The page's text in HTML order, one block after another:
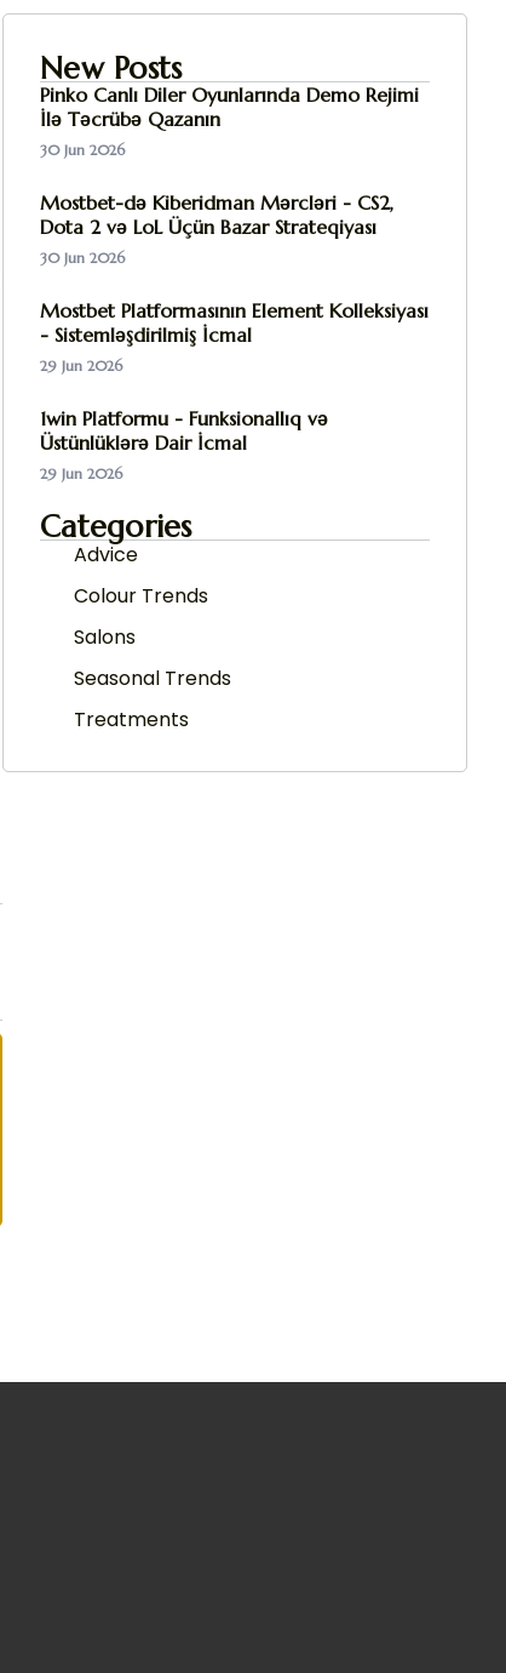
New Posts
Pinko Canlı Diler Oyunlarında Demo Rejimi
İlə Təcrübə Qazanın
30 Jun 2026
Mostbet-də Kiberidman Mərcləri - CS2,
Dota 2 və LoL Üçün Bazar Strateqiyası
30 Jun 2026
Mostbet Platformasının Element Kolleksiyası
- Sistemləşdirilmiş İcmal
29 Jun 2026
1win Platformu - Funksionallıq və
Üstünlüklərə Dair İcmal
29 Jun 2026
Categories
Advice
Colour Trends
Salons
Seasonal Trends
Treatments